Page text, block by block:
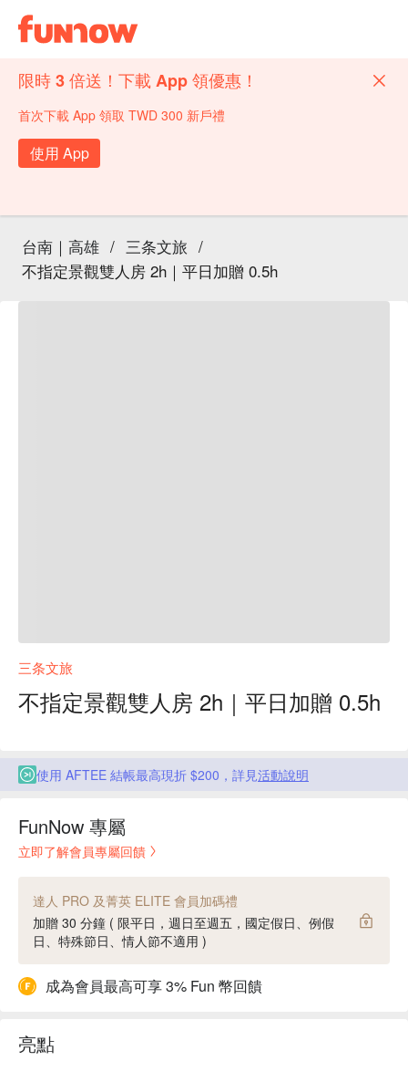
限時 3 倍送！下載 App 領優惠！
首次下載 App 領取 TWD 300 新戶禮
使用 App
台南｜高雄 / 三条文旅 /
不指定景觀雙人房 2h｜平日加贈 0.5h
三条文旅
不指定景觀雙人房 2h｜平日加贈 0.5h
使用 AFTEE 結帳最高現折 $200，詳見活動說明
FunNow 專屬
立即了解會員專屬回饋
達人 PRO 及菁英 ELITE 會員加碼禮
加贈 30 分鐘 ( 限平日，週日至週五，國定假日、例假
日、特殊節日、情人節不適用 )
成為會員最高可享 3% Fun 幣回饋
亮點